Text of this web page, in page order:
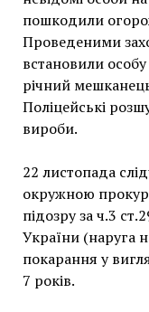
пошкодили
Проведеними
встановили
річний
Поліцейські
вироби.
22 листопада
окружною
підозру за ч.3
України (наруга
покарання у
7 років.